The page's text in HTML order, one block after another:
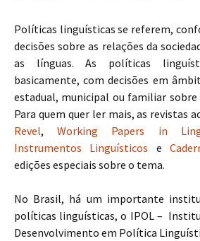
Políticas linguísticas se referem,
decisões sobre as relações da
as línguas. As políticas
basicamente, com decisões em
estadual, municipal ou familiar sobre
Para quem quer ler mais, as revistas
Revel,Working Papers in
Instrumentos Linguísticos e
edições especiais sobre o tema.
No Brasil, há um importante
políticas linguísticas, o IPOL –
Desenvolvimento em Política